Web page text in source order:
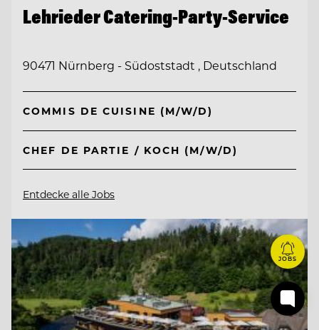
Lehrieder Catering-Party-Service
90471 Nürnberg - Südoststadt , Deutschland
COMMIS DE CUISINE (M/W/D)
CHEF DE PARTIE / KOCH (M/W/D)
Entdecke alle Jobs
JOBS